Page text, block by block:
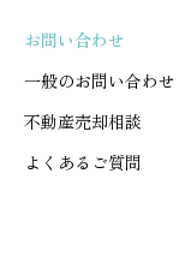
お問い合わせ
一般のお問い合わせ
不動産売却相談
よくあるご質問